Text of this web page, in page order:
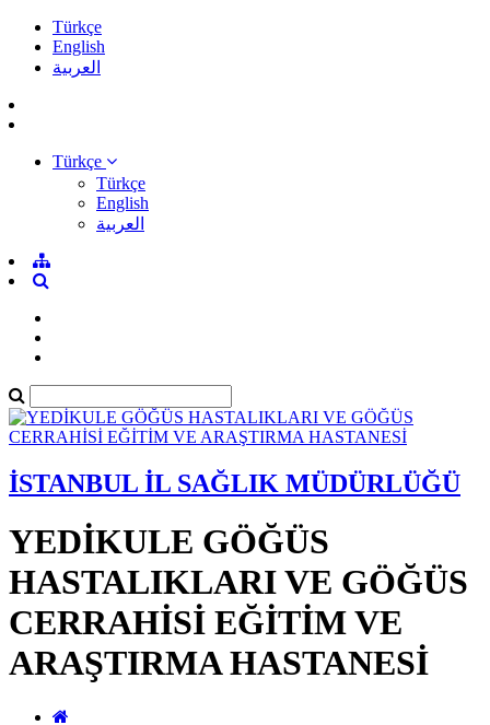
Türkçe
English
العربية
Türkçe
Türkçe
English
العربية
İSTANBUL İL SAĞLIK MÜDÜRLÜĞÜ
YEDİKULE GÖĞÜS
HASTALIKLARI VE GÖĞÜS
CERRAHİSİ EĞİTİM VE
ARAŞTIRMA HASTANESİ